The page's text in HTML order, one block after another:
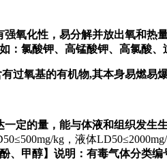
氧化性，易分解并放出氧和
：氯酸钾、高锰酸钾、高氯酸、
过氧基的有机物,其本身易燃易
定的量，能与体液和组织发
kg，液体
酚、甲醇】说明：有毒气体分类编